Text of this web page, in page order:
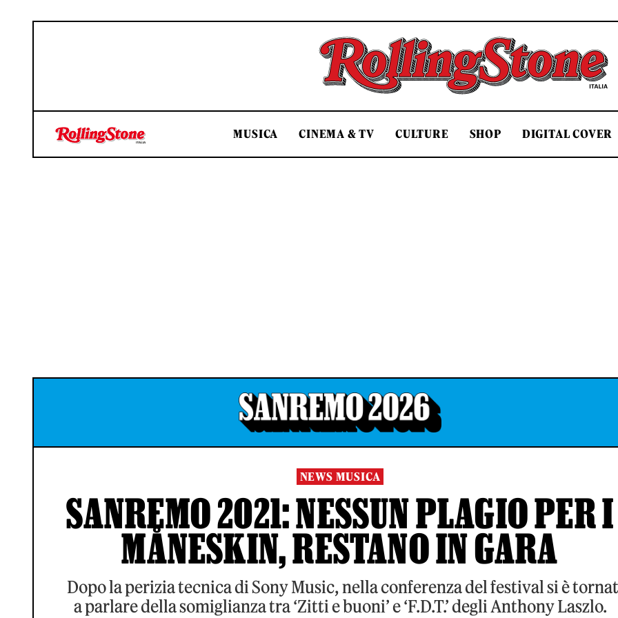
Rolling Stone Italia
MUSICA CINEMA & TV CULTURE SHOP DIGITAL COVER
NEWS MUSICA
SANREMO 2021: NESSUN PLAGIO PER I
MÅNESKIN, RESTANO IN GARA
Dopo la perizia tecnica di Sony Music, nella conferenza del festival si è
a parlare della somiglianza tra ‘Zitti e buoni’ e ‘F.D.T.’ degli Anthony Laszlo.